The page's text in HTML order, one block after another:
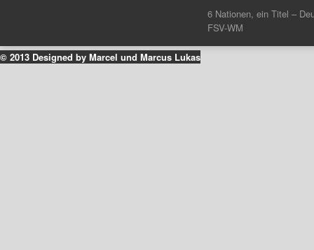
6 Nationen, ein Titel –
FSV-WM
© 2013 Designed by Marcel und Marcus Lukas